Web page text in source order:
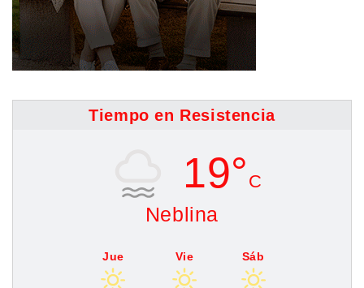
Tiempo en Resistencia
19° C
Neblina
Jue Vie Sáb